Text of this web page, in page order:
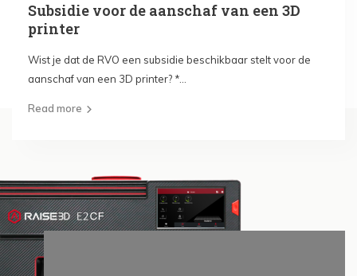
Subsidie voor de aanschaf van een 3D
printer
Wist je dat de RVO een subsidie beschikbaar stelt voor de
aanschaf van een 3D printer? *...
Read more